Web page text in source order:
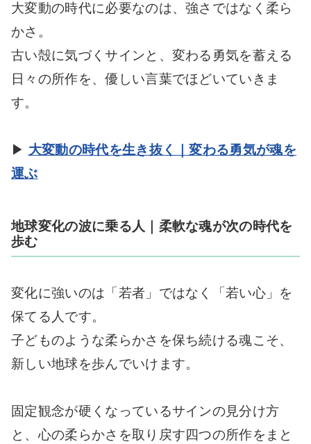
大変動の時代に必要なのは、強さではなく柔ら
かさ。
古い殻に気づくサインと、変わる勇気を蓄える
日々の所作を、優しい言葉でほどいていきま
す。
▶ 大変動の時代を生き抜く｜変わる勇気が魂を
運ぶ
地球変化の波に乗る人｜柔軟な魂が次の時代を
歩む
変化に強いのは「若者」ではなく「若い心」を
保てる人です。
子どものような柔らかさを保ち続ける魂こそ、
新しい地球を歩んでいけます。
固定観念が硬くなっているサインの見分け方
と、心の柔らかさを取り戻す四つの所作をまと